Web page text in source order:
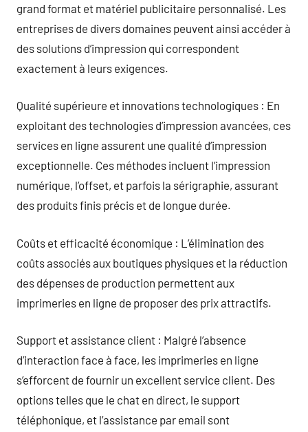
grand format et matériel publicitaire personnalisé. Les
entreprises de divers domaines peuvent ainsi accéder à
des solutions d’impression qui correspondent
exactement à leurs exigences.
Qualité supérieure et innovations technologiques : En
exploitant des technologies d’impression avancées, ces
services en ligne assurent une qualité d’impression
exceptionnelle. Ces méthodes incluent l’impression
numérique, l’offset, et parfois la sérigraphie, assurant
des produits finis précis et de longue durée.
Coûts et efficacité économique : L’élimination des
coûts associés aux boutiques physiques et la réduction
des dépenses de production permettent aux
imprimeries en ligne de proposer des prix attractifs.
Support et assistance client : Malgré l’absence
d’interaction face à face, les imprimeries en ligne
s’efforcent de fournir un excellent service client. Des
options telles que le chat en direct, le support
téléphonique, et l’assistance par email sont